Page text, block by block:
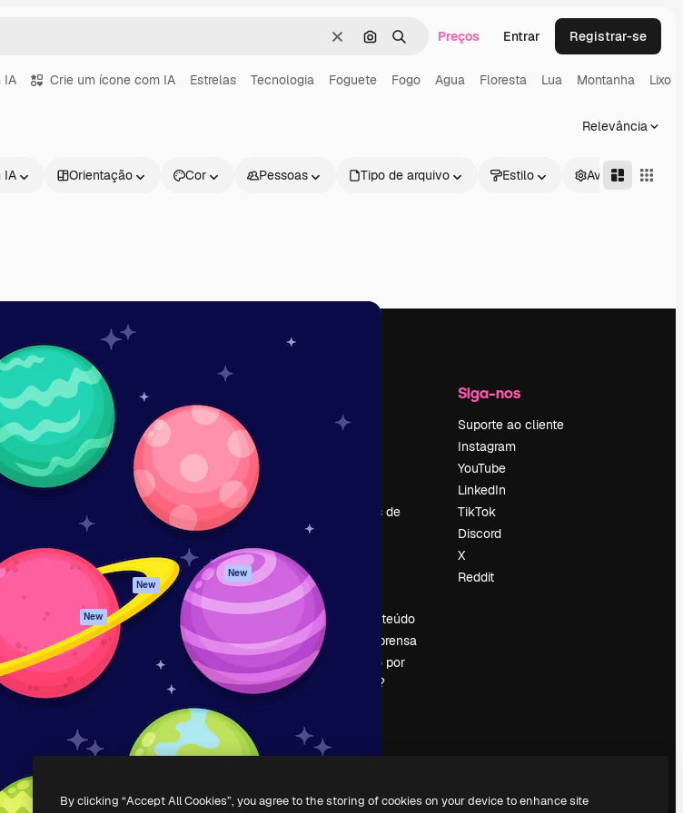
LimparPesquisar por imagem
BuscarPreços Entrar Registrar-se
IA Crie um ícone com IA Estrelas Tecnologia Foguete Fogo Agua Floresta Lua Montanha Lixo
Relevância
IA Orientação Cor Pessoas Tipo de arquivo Estilo Avançado
Produtos
Spaces
Assistente de IA
Gerador de
imagens
Texto para voz
Conteúdo de stock
MCP para
Claude/ChatGPT
New
Agentes New
App móvel
Todas as
ferramentas
Academy
Documentação
Atendimento
Termos e
condições
Política de
privacidade
Originais
New
Política de cookies
Central de
confiabilidade
Afiliados
Empresas
Preços
Tendências de
Slidesgo
Vender conteúdo
Sala de imprensa
Procurando por
magnific.ai?
Siga-nos
Suporte ao cliente
Instagram
YouTube
LinkedIn
TikTok
Discord
X
Reddit
Todos os direitos reservados.
By clicking “Accept All Cookies”, you agree to the storing of cookies on your device to enhance site